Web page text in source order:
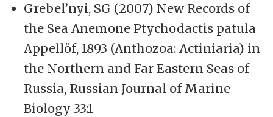
Grebel’nyi, SG (2007) New Records of
the Sea Anemone Ptychodactis patula
Appellöf, 1893 (Anthozoa: Actiniaria) in
the Northern and Far Eastern Seas of
Russia, Russian Journal of Marine
Biology 33:1